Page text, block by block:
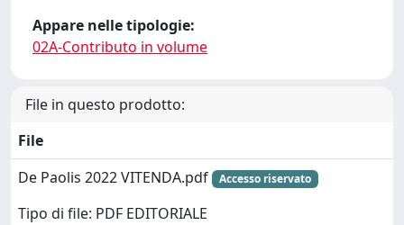
Appare nelle tipologie:
02A-Contributo in volume
File in questo prodotto:
File
De Paolis 2022 VITENDA.pdf
Accesso riservato
Tipo di file: PDF EDITORIALE